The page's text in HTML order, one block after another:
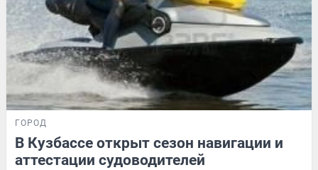
ГОРОД
В Кузбассе открыт сезон навигации и
аттестации судоводителей